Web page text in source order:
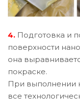
4. Подготовка и
поверхности
она
покраске.
При выполнении
все